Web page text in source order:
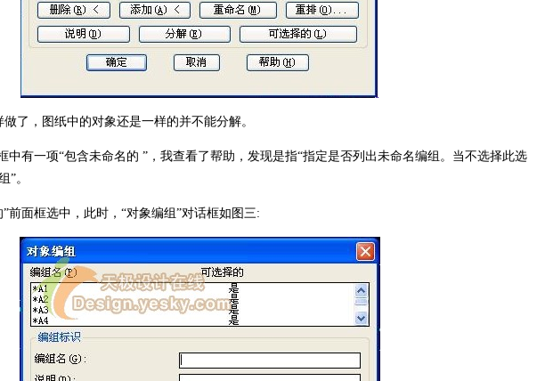
，图纸中的对象还是一样的并不能分解。
一项“包含未命名的 ”，我查看了帮助，发现是指“指定是否列出未命名编组。当不选择此选
”。
面框选中，此时，“对象编组”对话框如图三: